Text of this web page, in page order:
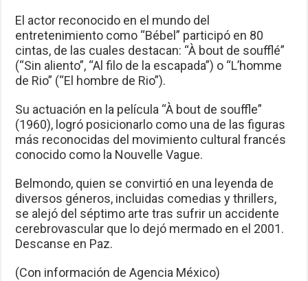
El actor reconocido en el mundo del
entretenimiento como “Bébel” participó en 80
cintas, de las cuales destacan: “À bout de soufflé”
(“Sin aliento”, “Al filo de la escapada”) o “L’homme
de Rio” (“El hombre de Rio”).
Su actuación en la película “À bout de souffle”
(1960), logró posicionarlo como una de las figuras
más reconocidas del movimiento cultural francés
conocido como la Nouvelle Vague.
Belmondo, quien se convirtió en una leyenda de
diversos géneros, incluidas comedias y thrillers,
se alejó del séptimo arte tras sufrir un accidente
cerebrovascular que lo dejó mermado en el 2001.
Descanse en Paz.
(Con información de Agencia México)